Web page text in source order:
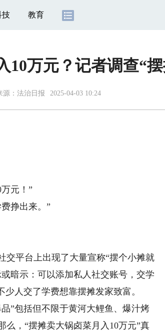
技 教育
10万元？记者调查“
源： 法治日报 2025-04-03 10:24
元！”
挣出来。”
平台上出现了大量宣称“摆个小摊就
暗示：可以添加私人社交账号，交学
人交了学费想靠摆摊发家致富。
”包括但不限于黄河大鲤鱼、爆汁烤
，“摆摊卖大锅卤菜月入10万元”真